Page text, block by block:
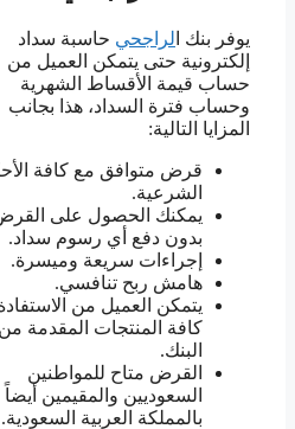
يوفر بنك ا لراجحي حاسبة سداد
إلكترونية حتى يتمكن العميل من
حساب قيمة الأقساط الشهرية
وحساب فترة السداد، هذا بجانب
المزايا التالية:
قرض متوافق مع كافة
الشرعية.
يمكنك الحصول على
بدون دفع أي رسوم سداد.
إجراءات سريعة وميسرة.
هامش ربح تنافسي.
يتمكن العميل من
كافة المنتجات المقدمة من
البنك.
القرض متاح للمواطنين
السعوديين والمقيمين أيضاً
بالمملكة العربية السعودية.